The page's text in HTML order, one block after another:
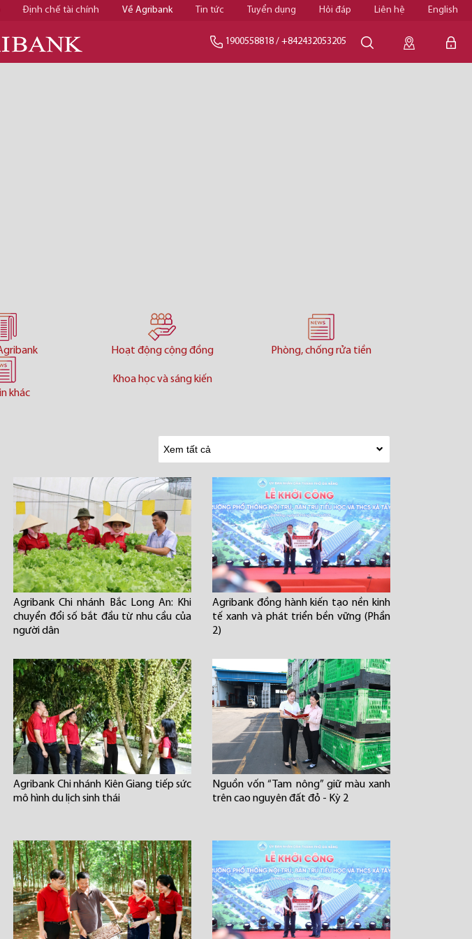
Định chế tài chính Về Agribank Tin tức Tuyển dụng Hỏi đáp Liên hệ English
1900558818 / +842432053205
Hoạt động cộng đồng Phòng, chống rửa tiền
khác
Khoa học và sáng kiến
Agribank Chi nhánh Bắc Long An: Khi
chuyển đổi số bắt đầu từ nhu cầu của
người dân
Agribank đồng hành kiến tạo nền kinh
tế xanh và phát triển bền vững (Phần
2)
Agribank Chi nhánh Kiên Giang tiếp sức
mô hình du lịch sinh thái
Nguồn vốn “Tam nông” giữ màu xanh
trên cao nguyên đất đỏ - Kỳ 2